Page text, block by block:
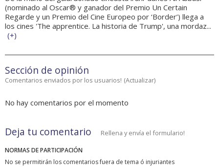
(nominado al Oscar® y ganador del Premio Un Certain
Regarde y un Premio del Cine Europeo por ‘Border’) llega a
los cines 'The apprentice. La historia de Trump', una mordaz...
(+)
Sección de opinión
Comentarios enviados por los usuarios! (Actualizar)
No hay comentarios por el momento
Deja tu comentario Rellena y envía el formulario!
NORMAS DE PARTICIPACIÓN
No se permitirán los comentarios fuera de tema ó injuriantes